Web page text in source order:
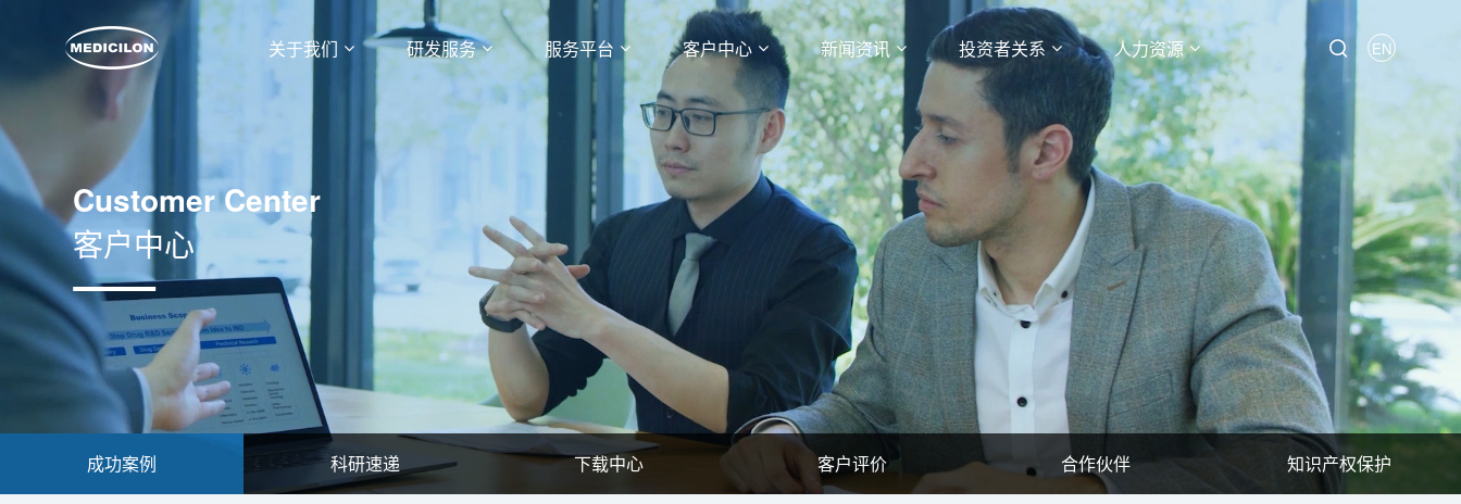
关于我们 研发服务 服务平台 客户中心 新闻资讯 投资者关系 人力资源 EN
Customer Center
客户中心
成功案例 科研速递 下载中心 客户评价 合作伙伴 知识产权保护